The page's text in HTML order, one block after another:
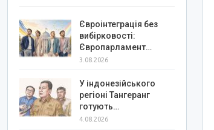
Євроінтеграція без
вибірковості:
Європарламент…
3.08.2026
У індонезійського
регіоні Тангеранг
готують…
4.08.2026